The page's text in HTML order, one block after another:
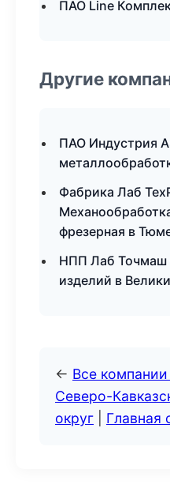
ПАО Line
Другие
ПАО Индустрия
Фабрика Лаб
фрезерная в
НПП Лаб Точмаш
изделий в
← Все
Северо-
округ
Главная